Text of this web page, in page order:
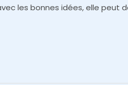
les bonnes idées, elle peut